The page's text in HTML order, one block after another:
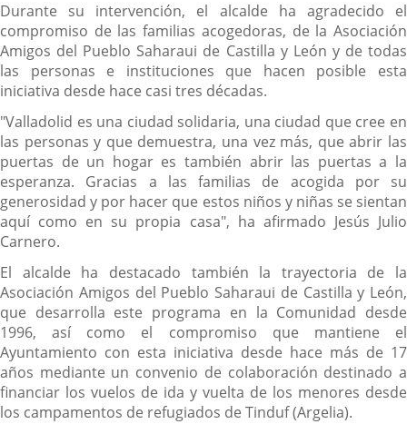
Durante su intervención, el alcalde ha agradecido el
compromiso de las familias acogedoras, de la Asociación
Amigos del Pueblo Saharaui de Castilla y León y de todas
las personas e instituciones que hacen posible esta
iniciativa desde hace casi tres décadas.
"Valladolid es una ciudad solidaria, una ciudad que cree en
las personas y que demuestra, una vez más, que abrir las
puertas de un hogar es también abrir las puertas a la
esperanza. Gracias a las familias de acogida por su
generosidad y por hacer que estos niños y niñas se sientan
aquí como en su propia casa", ha afirmado Jesús Julio
Carnero.
El alcalde ha destacado también la trayectoria de la
Asociación Amigos del Pueblo Saharaui de Castilla y León,
que desarrolla este programa en la Comunidad desde
1996, así como el compromiso que mantiene el
Ayuntamiento con esta iniciativa desde hace más de 17
años mediante un convenio de colaboración destinado a
financiar los vuelos de ida y vuelta de los menores desde
los campamentos de refugiados de Tinduf (Argelia).